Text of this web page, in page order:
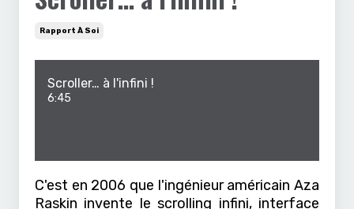
Rapport À Soi
Scroller… à l'infini !
6:45
C'est en 2006 que l'ingénieur américain Aza
Raskin invente le scrolling infini, interface